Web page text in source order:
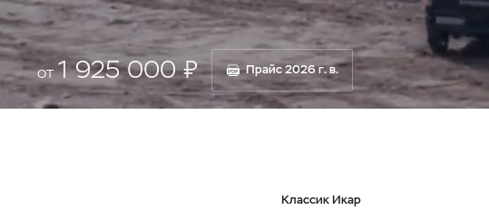
от1 925 000 ₽ Прайс 2026 г. в.
Классик Икар